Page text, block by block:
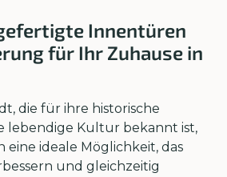
Innentüren
für Ihr Zuhause in
die für ihre historische
lebendige Kultur bekannt ist,
ideale Möglichkeit, das
und gleichzeitig